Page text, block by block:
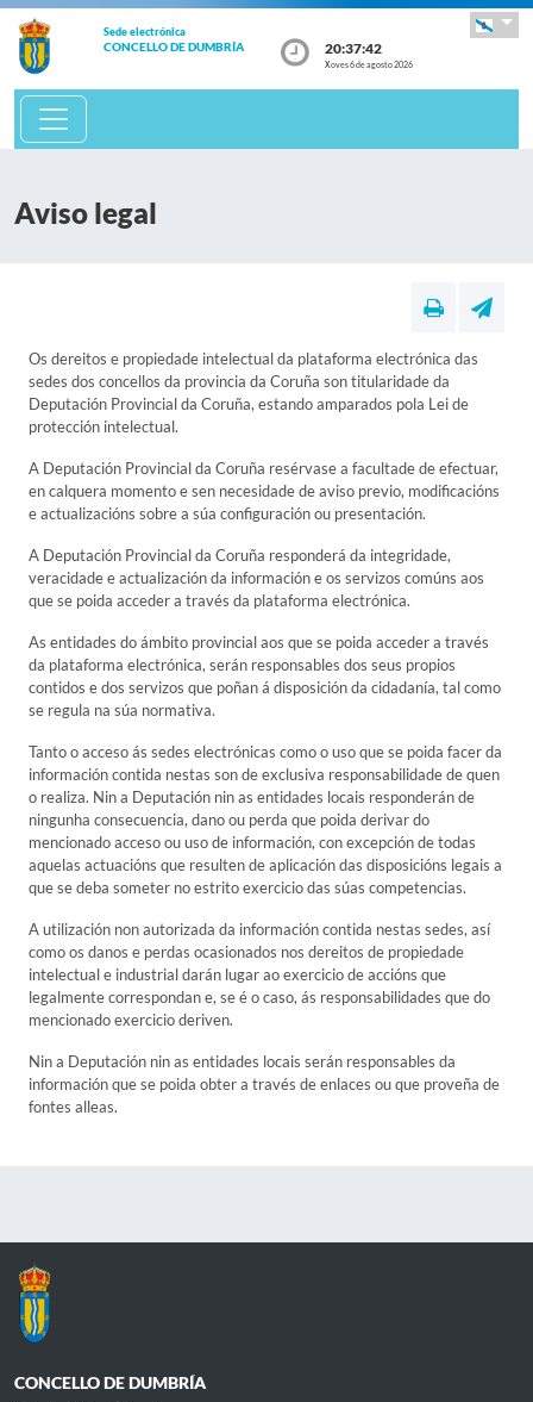
Sede electrónica
CONCELLO DE DUMBRÍA 20:37:42
Xoves 6 de agosto 2026
Aviso legal
Os dereitos e propiedade intelectual da plataforma electrónica das
sedes dos concellos da provincia da Coruña son titularidade da
Deputación Provincial da Coruña, estando amparados pola Lei de
protección intelectual.
A Deputación Provincial da Coruña resérvase a facultade de efectuar,
en calquera momento e sen necesidade de aviso previo, modificacións
e actualizacións sobre a súa configuración ou presentación.
A Deputación Provincial da Coruña responderá da integridade,
veracidade e actualización da información e os servizos comúns aos
que se poida acceder a través da plataforma electrónica.
As entidades do ámbito provincial aos que se poida acceder a través
da plataforma electrónica, serán responsables dos seus propios
contidos e dos servizos que poñan á disposición da cidadanía, tal como
se regula na súa normativa.
Tanto o acceso ás sedes electrónicas como o uso que se poida facer da
información contida nestas son de exclusiva responsabilidade de quen
o realiza. Nin a Deputación nin as entidades locais responderán de
ningunha consecuencia, dano ou perda que poida derivar do
mencionado acceso ou uso de información, con excepción de todas
aquelas actuacións que resulten de aplicación das disposicións legais a
que se deba someter no estrito exercicio das súas competencias.
A utilización non autorizada da información contida nestas sedes, así
como os danos e perdas ocasionados nos dereitos de propiedade
intelectual e industrial darán lugar ao exercicio de accións que
legalmente correspondan e, se é o caso, ás responsabilidades que do
mencionado exercicio deriven.
Nin a Deputación nin as entidades locais serán responsables da
información que se poida obter a través de enlaces ou que proveña de
fontes alleas.
CONCELLO DE DUMBRÍA